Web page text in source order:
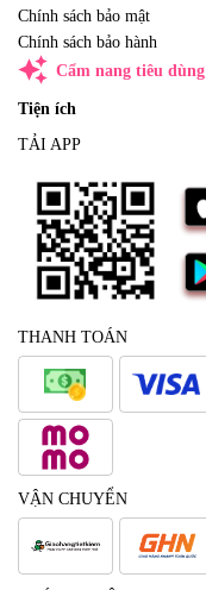
Chính sách bảo mật
Chính sách bảo hành
auto_awesome Cẩm nang tiêu dùng
Tiện ích
TẢI APP
THANH TOÁN
VẬN CHUYỂN